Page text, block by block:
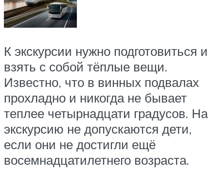
К экскурсии нужно подготовиться и
взять с собой тёплые вещи.
Известно, что в винных подвалах
прохладно и никогда не бывает
теплее четырнадцати градусов. На
экскурсию не допускаются дети,
если они не достигли ещё
восемнадцатилетнего возраста.